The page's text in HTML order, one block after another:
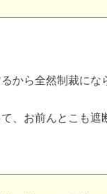
から全然制裁にな
、お前んとこも遮